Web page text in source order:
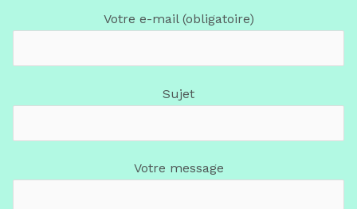
Votre e-mail (obligatoire)
Sujet
Votre message